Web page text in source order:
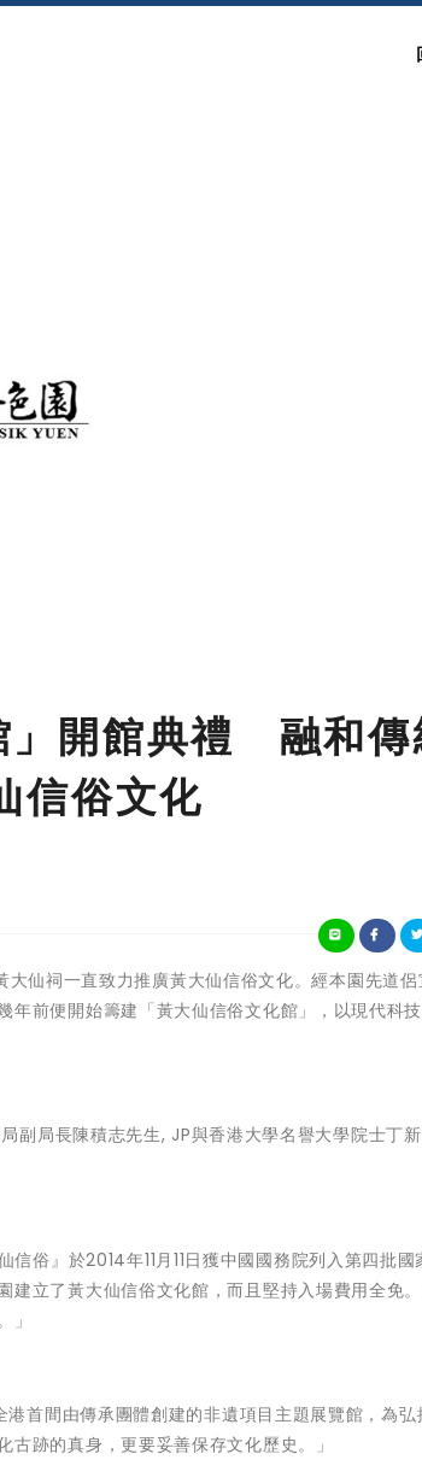
」開館典禮 融和傳
信俗文化
大仙祠一直致力推廣黃大仙信俗文化。經本園先道
前便開始籌建「黃大仙信俗文化館」，以現代科
副局長陳積志先生, JP與香港大學名譽大學院士丁
俗』於2014年11月11日獲中國國務院列入第四批國
立了黃大仙信俗文化館，而且堅持入場費用全免
」
首間由傳承團體創建的非遺項目主題展覽館，為弘
跡的真身，更要妥善保存文化歷史。」